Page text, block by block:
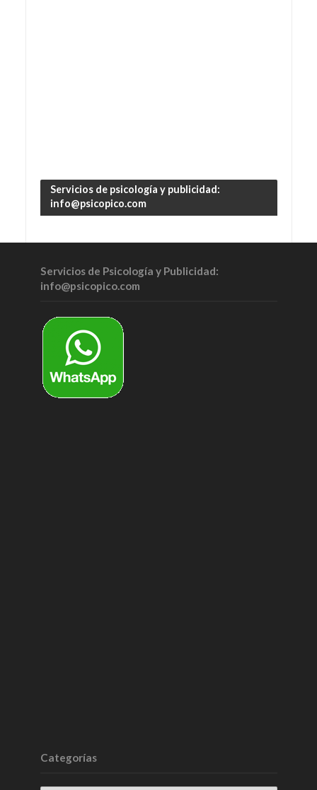
Servicios de psicología y publicidad:
info@psicopico.com
Servicios de Psicología y Publicidad:
info@psicopico.com
Categorías